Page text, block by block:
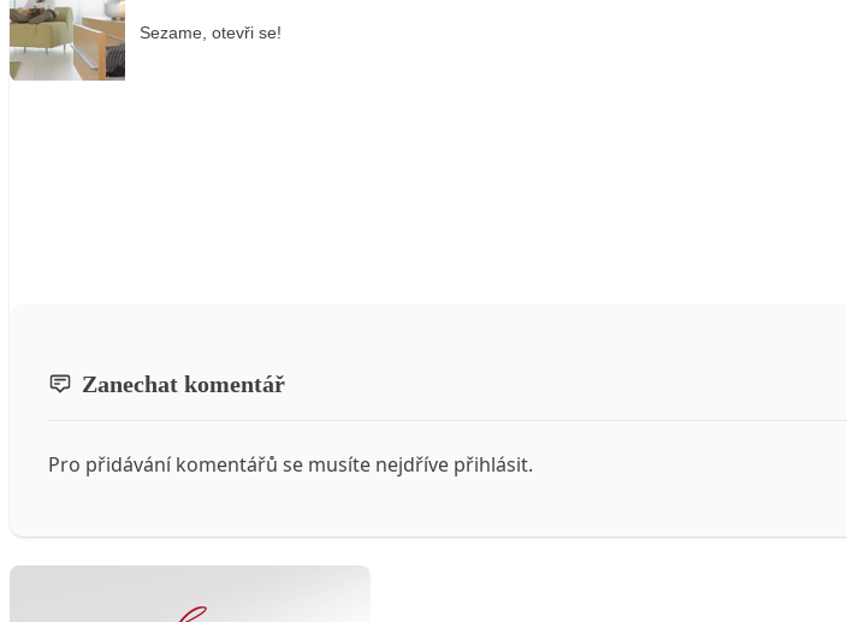
Sezame, otevři se!
Zanechat komentář
Pro přidávání komentářů se musíte nejdříve přihlásit.